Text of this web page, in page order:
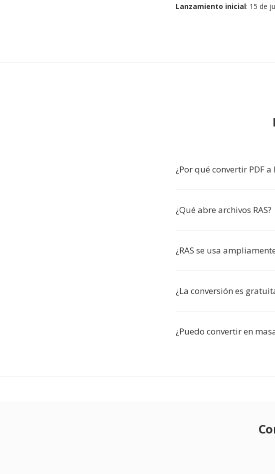
Lanzamiento inicial: 15 de
¿Por qué convertir PDF a
¿Qué abre archivos RAS?
¿RAS se usa
¿La conversión es
¿Puedo convertir en